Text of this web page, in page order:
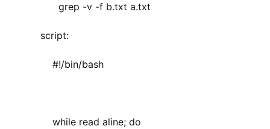
grep -v -f b.txt a.txt
script:
#!/bin/bash
while read aline; do